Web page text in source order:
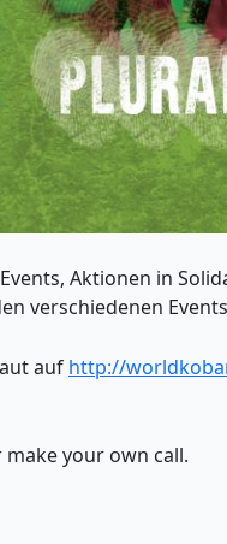
Aktionen in
verschiedenen
auf http://
your own call.